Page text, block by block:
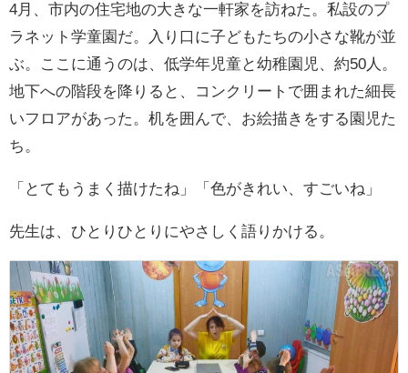
4月、市内の住宅地の大きな一軒家を訪ねた。私設のプ
ラネット学童園だ。入り口に子どもたちの小さな靴が並
ぶ。ここに通うのは、低学年児童と幼稚園児、約50人。
地下への階段を降りると、コンクリートで囲まれた細長
いフロアがあった。机を囲んで、お絵描きをする園児た
ち。
「とてもうまく描けたね」「色がきれい、すごいね」
先生は、ひとりひとりにやさしく語りかける。